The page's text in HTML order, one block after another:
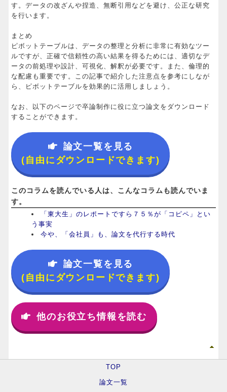
す。データの改ざんや捏造、無断引用などを避け、公正な研究
を行います。
まとめ
ピボットテーブルは、データの整理と分析に非常に有効なツー
ルですが、正確で信頼性の高い結果を得るためには、適切なデ
ータの前処理や設計、可視化、解釈が必要です。また、倫理的
な配慮も重要です。この記事で紹介した注意点を参考にしなが
ら、ピボットテーブルを効果的に活用しましょう。
なお、以下のページで卒論制作に役に立つ論文をダウンロード
することができます。
論文一覧を見る
(自由にダウンロードできます)
このコラムを読んでいる人は、こんなコラムも読んでいま
す。
「東大生」のレポートですら７５％が「コピペ」とい
う事実
今や、「会社員」も、論文を代行する時代
論文一覧を見る
(自由にダウンロードできます)
他のお役立ち情報を読む
TOP
論文一覧